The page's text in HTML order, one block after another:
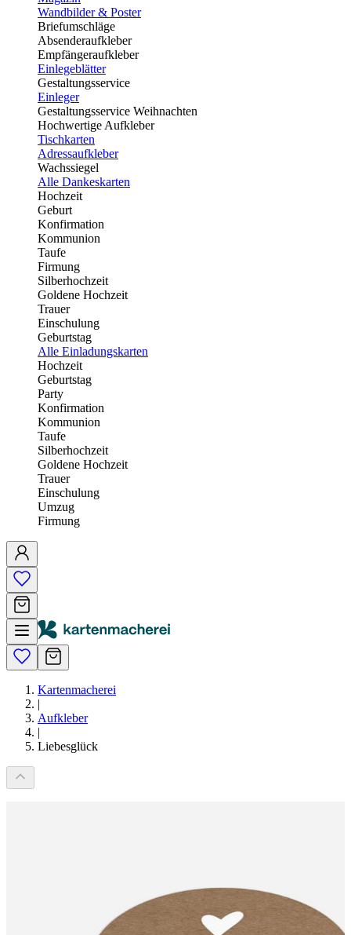
Wandbilder & Poster
Briefumschläge
Absenderaufkleber
Empfängeraufkleber
Einlegeblätter
Gestaltungsservice
Einleger
Gestaltungsservice Weihnachten
Hochwertige Aufkleber
Tischkarten
Adressaufkleber
Wachssiegel
Alle Dankeskarten
Hochzeit
Geburt
Konfirmation
Kommunion
Taufe
Firmung
Silberhochzeit
Goldene Hochzeit
Trauer
Einschulung
Geburtstag
Alle Einladungskarten
Hochzeit
Geburtstag
Party
Konfirmation
Kommunion
Taufe
Silberhochzeit
Goldene Hochzeit
Trauer
Einschulung
Umzug
Firmung
Kartenmacherei
|
Aufkleber
|
Liebesglück